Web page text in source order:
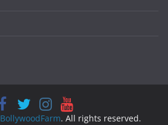
BollywoodFarm. All rights reserved.